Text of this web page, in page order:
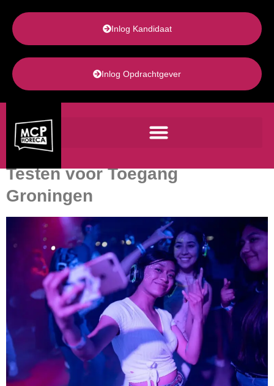
inhoud
Inlog Kandidaat
Inlog Opdrachtgever
Auteur: Frank Postma
Testen voor Toegang
Groningen